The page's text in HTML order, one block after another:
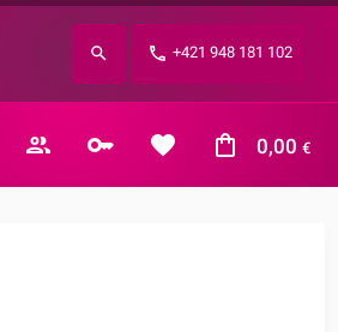
+421 948 181 102
0,00 €
Zabudnuté heslo?